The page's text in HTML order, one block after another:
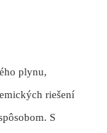
plynu,
riešení
S